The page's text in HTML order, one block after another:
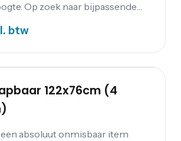
Op zoek naar bijpassende
tafellinnen , beschikbaar in
btw
122x76cm (4
absoluut onmisbaar item